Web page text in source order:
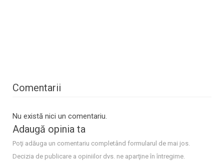
Comentarii
Nu există nici un comentariu.
Adaugă opinia ta
Poţi adăuga un comentariu completând formularul de mai jos.
Decizia de publicare a opiniilor dvs. ne aparţine în întregime.